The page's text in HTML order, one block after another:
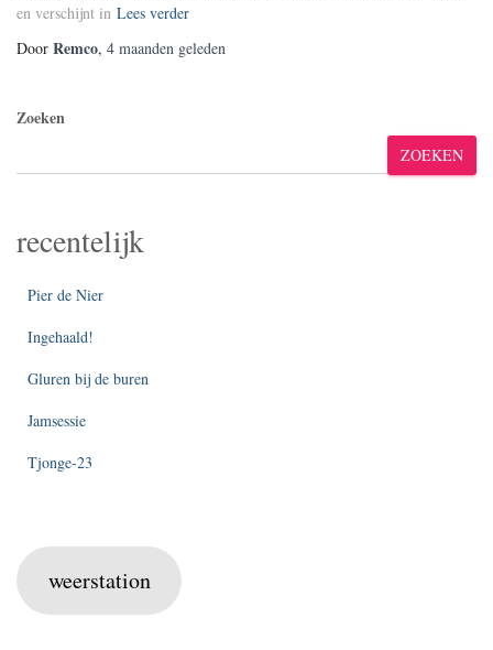
en verschijnt in Lees verder
Door Remco, 4 maanden geleden
Zoeken
ZOEKEN
recentelijk
Pier de Nier
Ingehaald!
Gluren bij de buren
Jamsessie
Tjonge-23
weerstation